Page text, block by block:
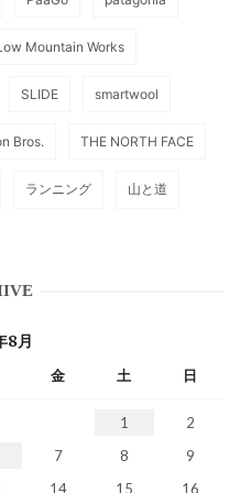
Mountain Works
SLIDE smartwool
Bros. THE NORTH FACE
ランニング 山と道
8月
金 土 日
1
2
7 8
9
14 15 16